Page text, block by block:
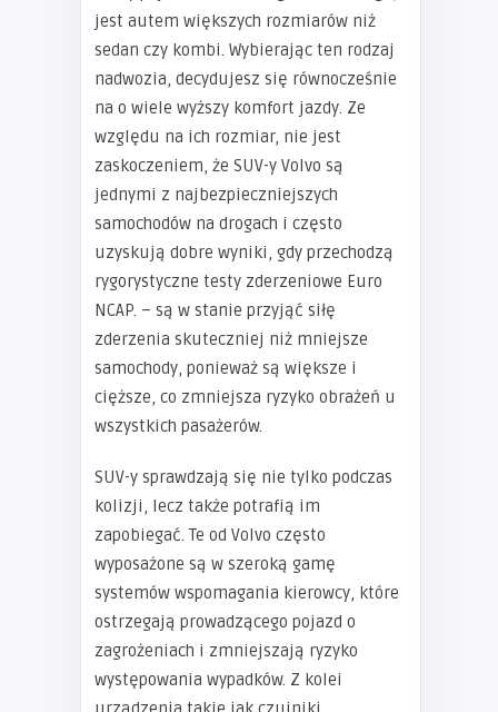
jest autem większych rozmiarów niż
sedan czy kombi. Wybierając ten rodzaj
nadwozia, decydujesz się równocześnie
na o wiele wyższy komfort jazdy. Ze
względu na ich rozmiar, nie jest
zaskoczeniem, że SUV-y Volvo są
jednymi z najbezpieczniejszych
samochodów na drogach i często
uzyskują dobre wyniki, gdy przechodzą
rygorystyczne testy zderzeniowe Euro
NCAP. – są w stanie przyjąć siłę
zderzenia skuteczniej niż mniejsze
samochody, ponieważ są większe i
cięższe, co zmniejsza ryzyko obrażeń u
wszystkich pasażerów.
SUV-y sprawdzają się nie tylko podczas
kolizji, lecz także potrafią im
zapobiegać. Te od Volvo często
wyposażone są w szeroką gamę
systemów wspomagania kierowcy, które
ostrzegają prowadzącego pojazd o
zagrożeniach i zmniejszają ryzyko
występowania wypadków. Z kolei